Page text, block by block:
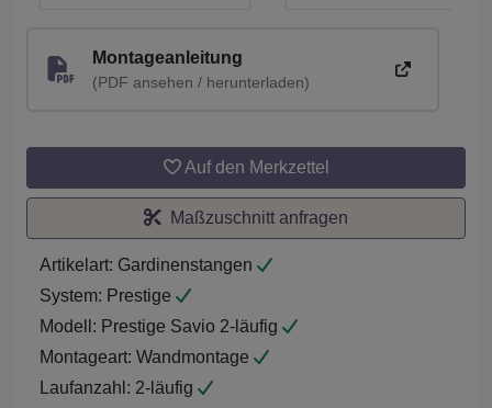
Montageanleitung
(PDF ansehen / herunterladen)
Auf den Merkzettel
Maßzuschnitt anfragen
Artikelart: Gardinenstangen
System: Prestige
Modell: Prestige Savio 2-läufig
Montageart: Wandmontage
Laufanzahl: 2-läufig